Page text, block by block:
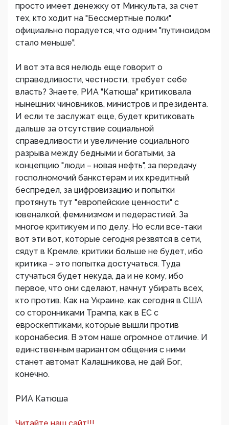
просто имеет денежку от Минкульта, за счет
тех, кто ходит на "Бессмертные полки"
официально порадуется, что одним "путиноидом
стало меньше".
И вот эта вся нелюдь еще говорит о
справедливости, честности, требует себе
власть? Знаете, РИА "Катюша" критиковала
нынешних чиновников, министров и президента.
И если те заслужат еще, будет критиковать
дальше за отсутствие социальной
справедливости и увеличение социального
разрыва между бедными и богатыми, за
концепцию "люди – новая нефть", за передачу
госполномочий банкстерам и их кредитный
беспредел, за цифровизацию и попытки
протянуть тут "европейские ценности" с
ювеналкой, феминизмом и педерастией. За
многое критикуем и по делу. Но если все-таки
вот эти вот, которые сегодня резвятся в сети,
сядут в Кремле, критики больше не будет, ибо
критика – это попытка достучаться. Туда
стучаться будет некуда, да и не кому, ибо
первое, что они сделают, начнут убирать всех,
кто против. Как на Украине, как сегодня в США
со сторонниками Трампа, как в ЕС с
евроскептиками, которые вышли против
коронабесия. В этом наше огромное отличие. И
единственным вариантом общения с ними
станет автомат Калашникова, не дай Бог,
конечно.
РИА Катюша